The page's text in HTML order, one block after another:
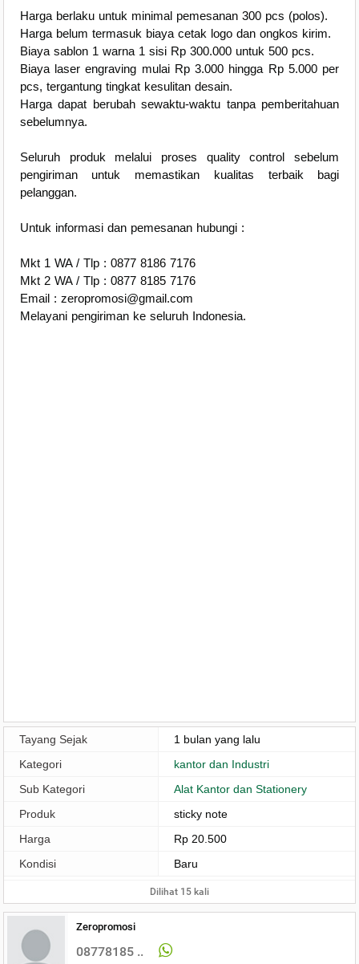
Harga berlaku untuk minimal pemesanan 300 pcs (polos).
Harga belum termasuk biaya cetak logo dan ongkos kirim.
Biaya sablon 1 warna 1 sisi Rp 300.000 untuk 500 pcs.
Biaya laser engraving mulai Rp 3.000 hingga Rp 5.000 per
pcs, tergantung tingkat kesulitan desain.
Harga dapat berubah sewaktu-waktu tanpa pemberitahuan
sebelumnya.
Seluruh produk melalui proses quality control sebelum
pengiriman untuk memastikan kualitas terbaik bagi
pelanggan.
Untuk informasi dan pemesanan hubungi :
Mkt 1 WA / Tlp : 0877 8186 7176
Mkt 2 WA / Tlp : 0877 8185 7176
Email : zeropromosi@gmail.com
Melayani pengiriman ke seluruh Indonesia.
Tayang Sejak
1 bulan yang lalu
Kategori
kantor dan Industri
Sub Kategori
Alat Kantor dan Stationery
Produk
sticky note
Harga
Rp 20.500
Kondisi
Baru
Dilihat 15 kali
Zeropromosi
08778185 ..